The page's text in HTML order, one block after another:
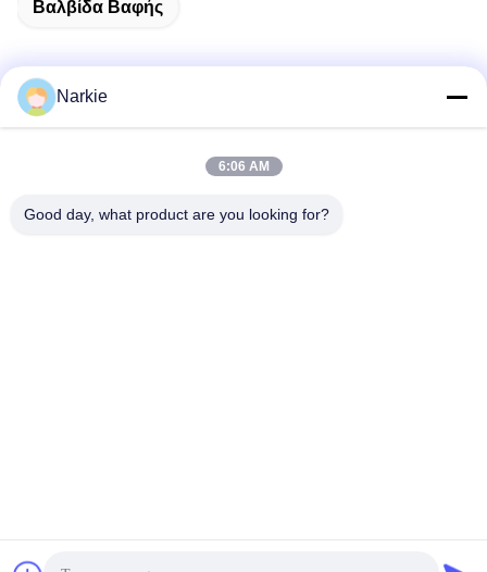
Βαλβίδα Βαφής
Οδός Yingbin αριθ. 100, ζώνη οικονομικής και τεχνολογικής
CANGZHOU FUTURE INDUSTRY CO.,LTD Όλα τα δικαιώματα
Narkie
6:06 AM
Good day, what product are you looking for?